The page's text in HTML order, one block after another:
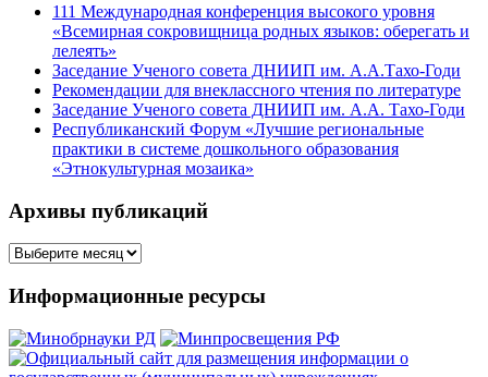
111 Международная конференция высокого уровня
«Всемирная сокровищница родных языков: оберегать и
лелеять»
Заседание Ученого совета ДНИИП им. А.А.Тахо-Годи
Рекомендации для внеклассного чтения по литературе
Заседание Ученого совета ДНИИП им. А.А. Тахо-Годи
Республиканский Форум «Лучшие региональные
практики в системе дошкольного образования
«Этнокультурная мозаика»
Архивы публикаций
Архивы
Информационные ресурсы